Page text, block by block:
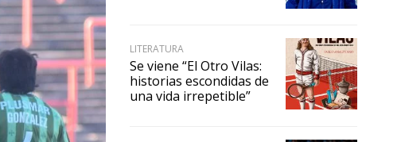
LITERATURA
Se viene “El Otro Vilas:
historias escondidas de
una vida irrepetible”